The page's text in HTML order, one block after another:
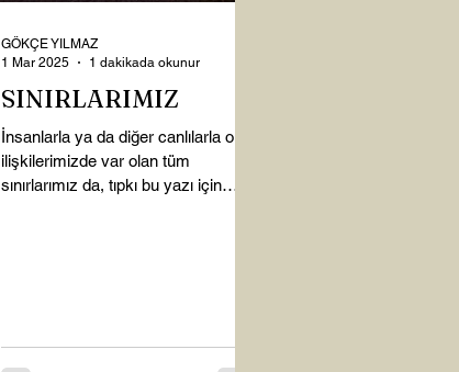
SINIRLARIMIZ
İnsanlarla ya da diğer canlılarla olan
ilişkilerimizde var olan tüm
sınırlarımız da, tıpkı bu yazı için
GÖKÇE YILMAZ
1 Mar 2025
1 dakikada okunur